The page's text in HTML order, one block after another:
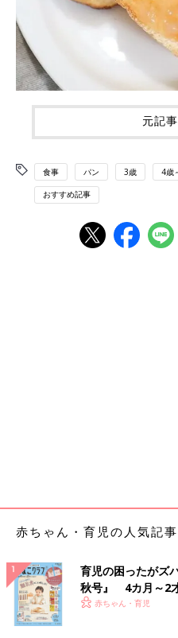
元記
食事 パン 3歳 4歳
おすすめ記事
赤ちゃん・育児の人気記
育児の困ったがズ
秋号』 4カ月～2
いっぱい！
赤ちゃん・育児